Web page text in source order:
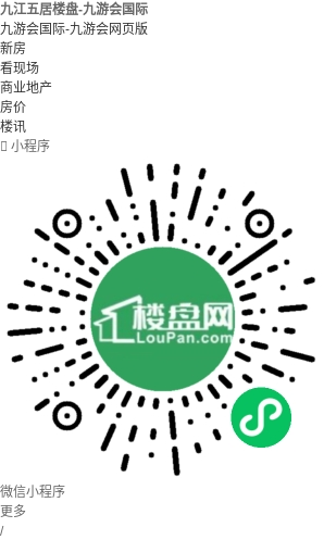
九江五居楼盘-九游会国际
九游会国际-九游会网页版
新房
看现场
商业地产
房价
楼讯
 小程序
微信小程序
更多
/